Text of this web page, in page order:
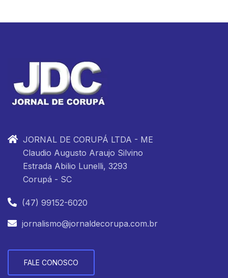
JORNAL DE CORUPÁ LTDA - ME
Claudio Augusto Araujo Silvino
Estrada Abilio Lunelli, 3293
Corupá - SC
(47) 99152-6020
jornalismo@jornaldecorupa.com.br
FALE CONOSCO